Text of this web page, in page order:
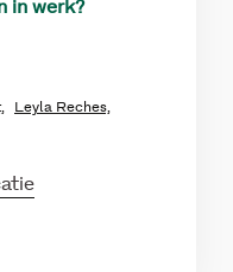
in werk?
Leyla Reches,